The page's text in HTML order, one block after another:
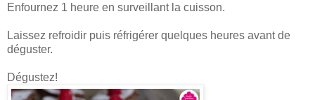
Enfournez 1 heure en surveillant la cuisson.
Laissez refroidir puis réfrigérer quelques heures avant de
déguster.
Dégustez!